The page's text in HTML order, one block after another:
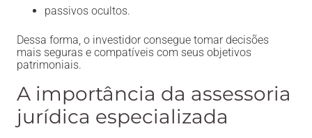
passivos ocultos.
Dessa forma, o investidor consegue tomar decisões
mais seguras e compatíveis com seus objetivos
patrimoniais.
A importância da assessoria
jurídica especializada